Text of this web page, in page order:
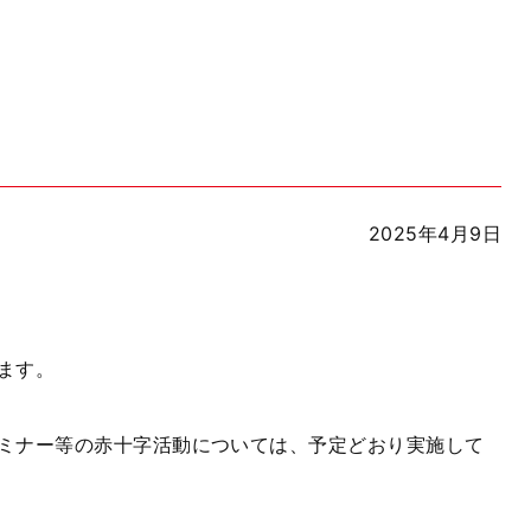
2025年4月9日
。
ー等の赤十字活動については、予定どおり実施して